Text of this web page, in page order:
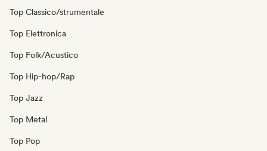
Top Classico/strumentale
Top Elettronica
Top Folk/Acustico
Top Hip-hop/Rap
Top Jazz
Top Metal
Top Pop